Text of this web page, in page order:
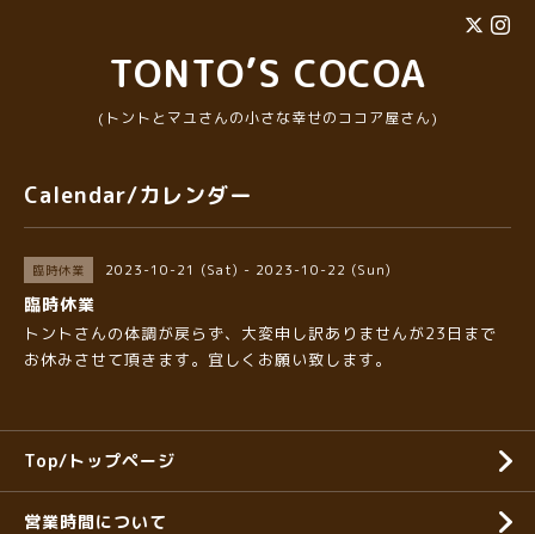
TONTO’S COCOA
(トントとマユさんの小さな幸せのココア屋さん)
Calendar/カレンダー
臨時休業 2023-10-21 (Sat) - 2023-10-22 (Sun)
臨時休業
トントさんの体調が戻らず、大変申し訳ありませんが23日まで
お休みさせて頂きます。宜しくお願い致します。
Top/トップページ
営業時間について